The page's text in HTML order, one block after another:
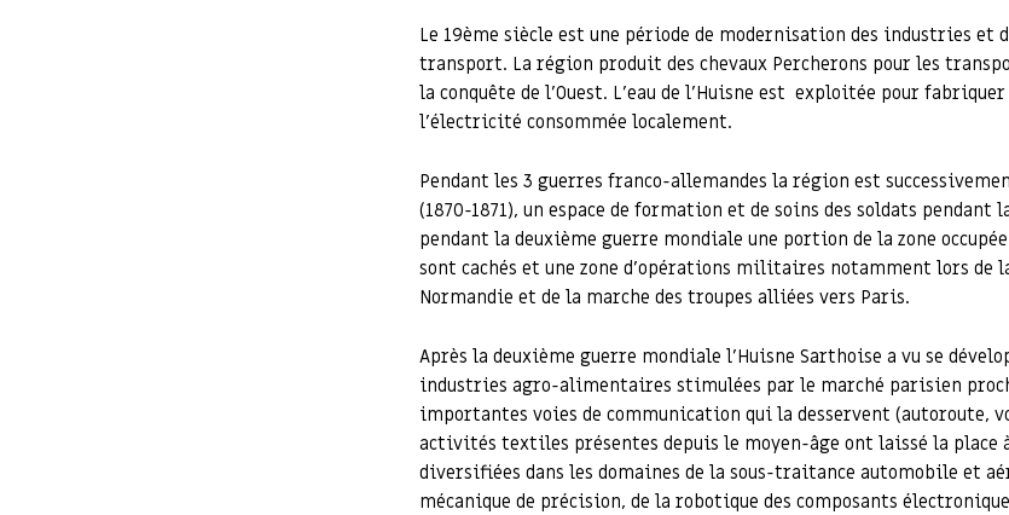
Le 19ème siècle est une période de modernisation des industries et
transport. La région produit des chevaux Percherons pour les
la conquête de l’Ouest. L’eau de l’Huisne est exploitée pour
l’électricité consommée localement.
Pendant les 3 guerres franco-allemandes la région est
(1870-1871), un espace de formation et de soins des soldats pendant
pendant la deuxième guerre mondiale une portion de la zone
sont cachés et une zone d’opérations militaires notamment lors de
Normandie et de la marche des troupes alliées vers Paris.
Après la deuxième guerre mondiale l’Huisne Sarthoise a vu se
industries agro-alimentaires stimulées par le marché parisien
importantes voies de communication qui la desservent (autoroute,
activités textiles présentes depuis le moyen-âge ont laissé la place
diversifiées dans les domaines de la sous-traitance automobile et
mécanique de précision, de la robotique des composants